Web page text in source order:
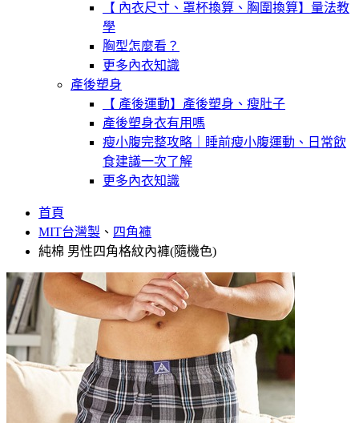
【 內衣尺寸、罩杯換算、胸圍換算】量法教
學
胸型怎麼看？
更多內衣知識
產後塑身
【 產後運動】產後塑身、瘦肚子
產後塑身衣有用嗎
瘦小腹完整攻略｜睡前瘦小腹運動、日常飲
食建議一次了解
更多內衣知識
首頁
MIT台灣製 、 四角褲
純棉 男性四角格紋內褲(隨機色)